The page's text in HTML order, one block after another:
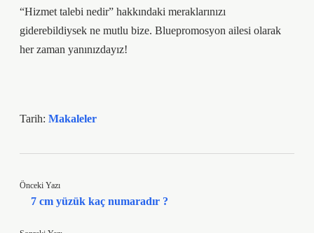
“Hizmet talebi nedir” hakkındaki meraklarınızı
giderebildiysek ne mutlu bize. Bluepromosyon ailesi olarak
her zaman yanınızdayız!
Tarih: Makaleler
Önceki Yazı
7 cm yüzük kaç numaradır ?